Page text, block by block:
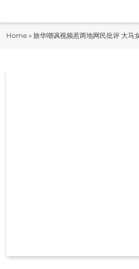
Home»旅华嘲讽视频惹两地网民批评 大马